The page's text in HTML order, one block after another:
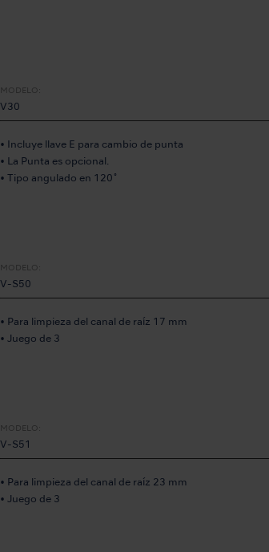
MODELO:
V30
• Incluye llave E para cambio de punta
• La Punta es opcional.
• Tipo angulado en 120˚
MODELO:
V-S50
• Para limpieza del canal de raíz 17 mm
• Juego de 3
MODELO:
V-S51
• Para limpieza del canal de raíz 23 mm
• Juego de 3